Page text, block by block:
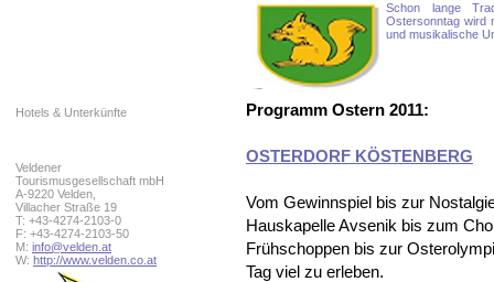
Hotels & Unterkünfte
Veldener
Tourismusgesellschaft mbH
A-9220 Velden,
Villacher Straße 19
T: +43-4274-2103-0
F: +43-4274-2103-50
M: info@velden.at
W: http://www.velden.co.at
Schon lange
Ostersonntag wird
und musikalische
Programm Ostern 2011:
OSTERDORF KÖSTENBERG
Vom Gewinnspiel bis zur
Hauskapelle Avsenik bis zum
Frühschoppen bis zur
Tag viel zu erleben.